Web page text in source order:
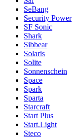
SeBang
Security Power
SF Sonic
Shark
Sibbear
Solaris
Solite
Sonnenschein
Space
Spark
Sparta
Starcraft
Start Plus
Start.Light
Steco